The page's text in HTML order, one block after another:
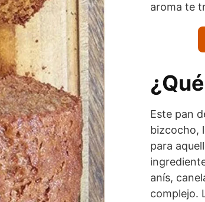
aroma te
Este pan
bizcocho,
para
anís,
complejo.